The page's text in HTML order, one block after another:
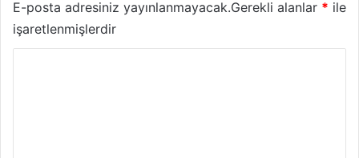
E-posta adresiniz yayınlanmayacak.Gerekli alanlar * ile
işaretlenmişlerdir